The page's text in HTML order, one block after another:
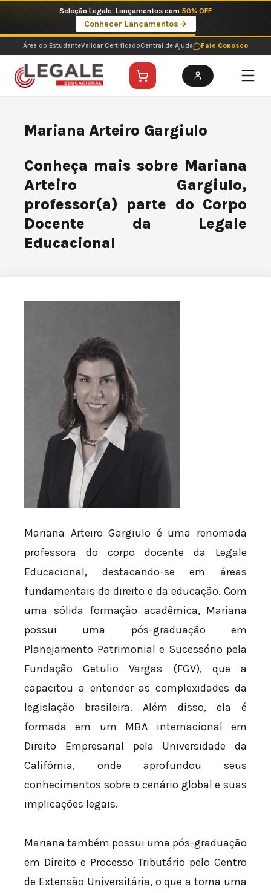
o
conteúdo
Seleção Legale: Lançamentos com 50% OFF
Conhecer Lançamentos
Área do EstudanteValidar CertificadoCentral de Ajuda Fale Conosco
Mariana Arteiro Gargiulo
Conheça mais sobre Mariana
Arteiro Gargiulo,
professor(a) parte do Corpo
Docente da Legale
Educacional
Mariana Arteiro Gargiulo é uma renomada
professora do corpo docente da Legale
Educacional, destacando-se em áreas
fundamentais do direito e da educação. Com
uma sólida formação acadêmica, Mariana
possui uma pós-graduação em
Planejamento Patrimonial e Sucessório pela
Fundação Getulio Vargas (FGV), que a
capacitou a entender as complexidades da
legislação brasileira. Além disso, ela é
formada em um MBA internacional em
Direito Empresarial pela Universidade da
Califórnia, onde aprofundou seus
conhecimentos sobre o cenário global e suas
implicações legais.
Mariana também possui uma pós-graduação
em Direito e Processo Tributário pelo Centro
de Extensão Universitária, o que a torna uma